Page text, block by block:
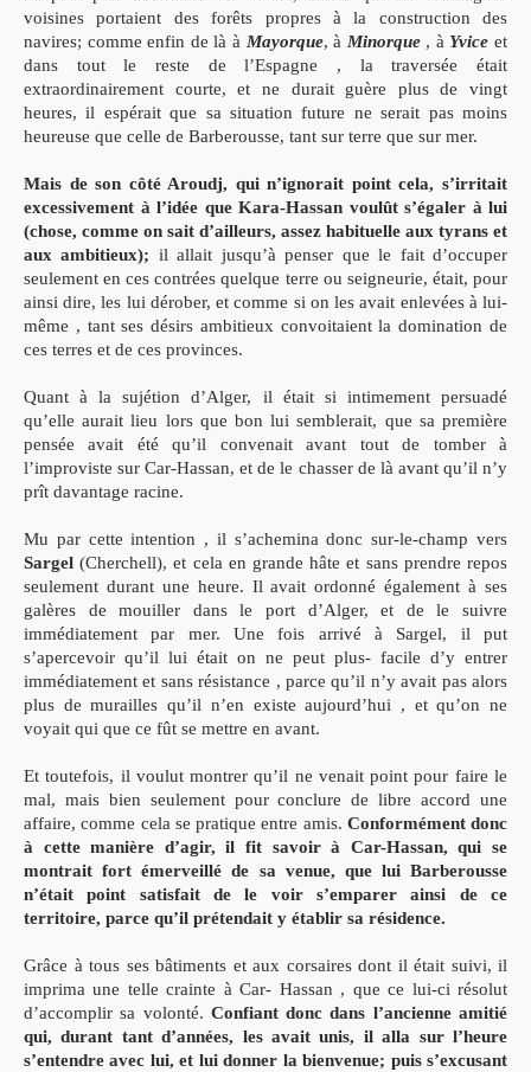
voisines portaient des forêts propres à la construction des
navires; comme enfin de là à Mayorque, à Minorque, à Yvice et
dans tout le reste de l’Espagne , la traversée était
extraordinairement courte, et ne durait guère plus de vingt
heures, il espérait que sa situation future ne serait pas moins
heureuse que celle de Barberousse, tant sur terre que sur mer.
Mais de son côté Aroudj, qui n’ignorait point cela, s’irritait
excessivement à l’idée que Kara-Hassan voulût s’égaler à lui
(chose, comme on sait d’ailleurs, assez habituelle aux tyrans et
aux ambitieux); il allait jusqu’à penser que le fait d’occuper
seulement en ces contrées quelque terre ou seigneurie, était, pour
ainsi dire, les lui dérober, et comme si on les avait enlevées à lui-
même , tant ses désirs ambitieux convoitaient la domination de
ces terres et de ces provinces.
Quant à la sujétion d’Alger, il était si intimement persuadé
qu’elle aurait lieu lors que bon lui semblerait, que sa première
pensée avait été qu’il convenait avant tout de tomber à
l’improviste sur Car-Hassan, et de le chasser de là avant qu’il n’y
prît davantage racine.
Mu par cette intention , il s’achemina donc sur-le-champ vers
Sargel (Cherchell), et cela en grande hâte et sans prendre repos
seulement durant une heure. Il avait ordonné également à ses
galères de mouiller dans le port d’Alger, et de le suivre
immédiatement par mer. Une fois arrivé à Sargel, il put
s’apercevoir qu’il lui était on ne peut plus- facile d’y entrer
immédiatement et sans résistance , parce qu’il n’y avait pas alors
plus de murailles qu’il n’en existe aujourd’hui , et qu’on ne
voyait qui que ce fût se mettre en avant.
Et toutefois, il voulut montrer qu’il ne venait point pour faire le
mal, mais bien seulement pour conclure de libre accord une
affaire, comme cela se pratique entre amis. Conformément donc
à cette manière d’agir, il fit savoir à Car-Hassan, qui se
montrait fort émerveillé de sa venue, que lui Barberousse
n’était point satisfait de le voir s’emparer ainsi de ce
territoire, parce qu’il prétendait y établir sa résidence.
Grâce à tous ses bâtiments et aux corsaires dont il était suivi, il
imprima une telle crainte à Car- Hassan , que ce lui-ci résolut
d’accomplir sa volonté. Confiant donc dans l’ancienne amitié
qui, durant tant d’années, les avait unis, il alla sur l’heure
s’entendre avec lui, et lui donner la bienvenue; puis s’excusant